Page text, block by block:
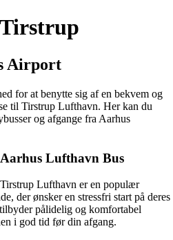
Airport
for at benytte sig af en bekvem og
til Tirstrup Lufthavn. Her kan du
og afgange fra Aarhus
Lufthavn Bus
Lufthavn er en populær
der ønsker en stressfri start på deres
pålidelig og komfortabel
i god tid før din afgang.